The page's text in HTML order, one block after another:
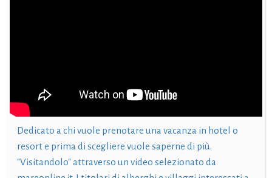
Dedicato a chi vuole prenotare una vacanza in hotel o
resort e prima di scegliere vuole saperne di più.
"Visitandolo" attraverso un video selezionato da